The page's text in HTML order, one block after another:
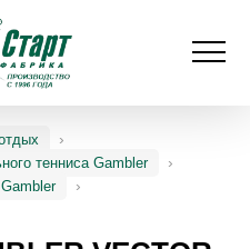
тенниса Gambler